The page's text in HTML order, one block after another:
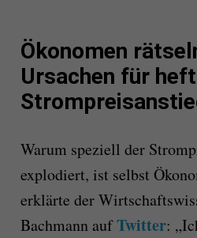
Ökonomen
Ursachen für
Warum speziell der
explodiert, ist selbst
erklärte der
Bachmann aufTwitter: